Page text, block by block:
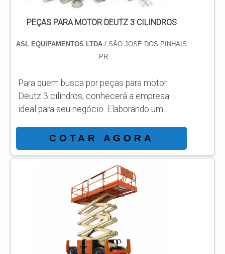
PEÇAS PARA MOTOR DEUTZ 3 CILINDROS
ASL EQUIPAMENTOS LTDA/ SÃO JOSÉ DOS PINHAIS
- PR
Para quem busca por peças para motor
Deutz 3 cilindros, conhecerá a empresa
ideal para seu negócio. Elaborando um
organização do ramo e conhecendo a líder
da área de atuação. Quando a busca é por
peças para motor Deutz 3 cilindros, com a
melhor mão de obra da ASL Equipamentos
irá encontrar precisão com qualidade e
rapidez no atendimento. OUTRAS
INFORMAÇÕES SOBRE PEÇAS PARA
COTAR AGORA